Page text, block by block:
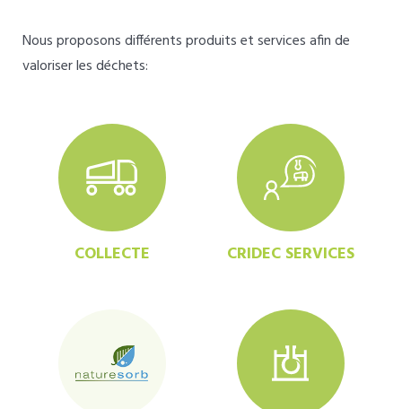
Nous proposons différents produits et services afin de
valoriser les déchets:
COLLECTE CRIDEC SERVICES